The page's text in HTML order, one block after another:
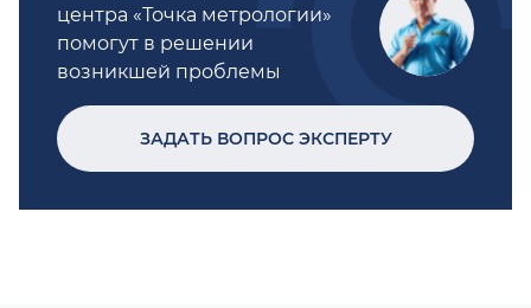
центра «Точка метрологии»
помогут в решении
возникшей проблемы
ЗАДАТЬ ВОПРОС ЭКСПЕРТУ